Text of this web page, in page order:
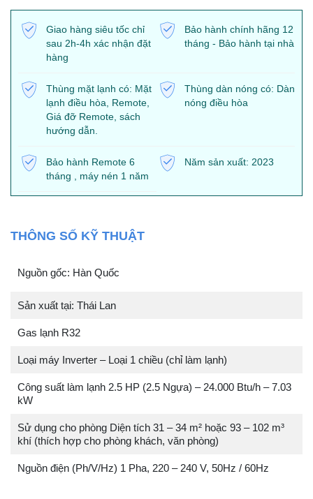
Giao hàng siêu tốc chỉ
sau 2h-4h xác nhận đặt
hàng
Bảo hành chính hãng 12
tháng - Bảo hành tại nhà
Thùng mặt lạnh có: Mặt
lạnh điều hòa, Remote,
Giá đỡ Remote, sách
hướng dẫn.
Thùng dàn nóng có: Dàn
nóng điều hòa
Bảo hành Remote 6
tháng , máy nén 1 năm
Năm sản xuất: 2023
THÔNG SỐ KỸ THUẬT
Nguồn gốc: Hàn Quốc
Sản xuất tại: Thái Lan
Gas lạnh R32
Loại máy Inverter – Loại 1 chiều (chỉ làm lạnh)
Công suất làm lạnh 2.5 HP (2.5 Ngựa) – 24.000 Btu/h – 7.03
kW
Sử dụng cho phòng Diện tích 31 – 34 m² hoặc 93 – 102 m³
khí (thích hợp cho phòng khách, văn phòng)
Nguồn điện (Ph/V/Hz) 1 Pha, 220 – 240 V, 50Hz / 60Hz